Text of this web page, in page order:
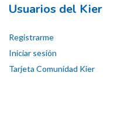
Usuarios del Kier
Registrarme
Iniciar sesión
Tarjeta Comunidad Kier